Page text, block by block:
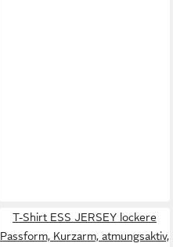
T-Shirt ESS JERSEY lockere
Passform, Kurzarm, atmungsaktiv,